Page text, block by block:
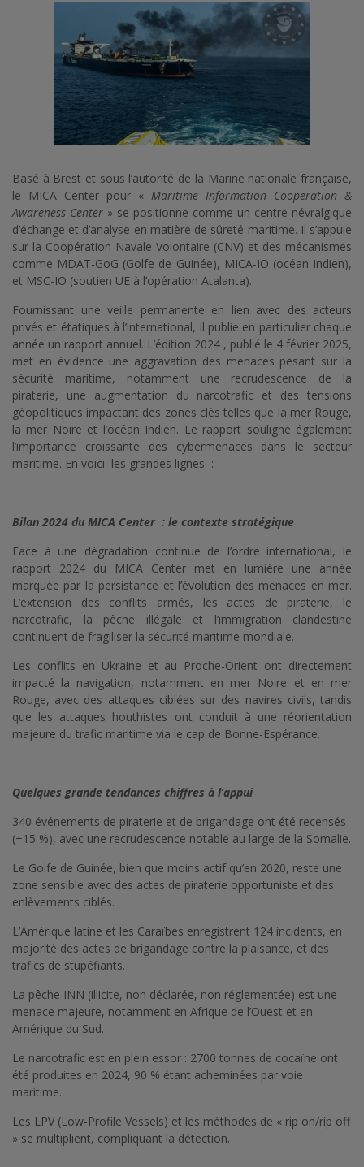
Basé à Brest et sous l’autorité de la Marine nationale française,
le MICA Center pour « Maritime Information Cooperation &
Awareness Center » se positionne comme un centre névralgique
d’échange et d’analyse en matière de sûreté maritime. Il s’appuie
sur la Coopération Navale Volontaire (CNV) et des mécanismes
comme MDAT-GoG (Golfe de Guinée), MICA-IO (océan Indien),
et MSC-IO (soutien UE à l’opération Atalanta).
Fournissant une veille permanente en lien avec des acteurs
privés et étatiques à l’international, il publie en particulier chaque
année un rapport annuel. L’édition 2024 , publié le 4 février 2025,
met en évidence une aggravation des menaces pesant sur la
sécurité maritime, notamment une recrudescence de la
piraterie, une augmentation du narcotrafic et des tensions
géopolitiques impactant des zones clés telles que la mer Rouge,
la mer Noire et l’océan Indien. Le rapport souligne également
l’importance croissante des cybermenaces dans le secteur
maritime. En voici les grandes lignes :
Bilan 2024 du MICA Center : le contexte stratégique
Face à une dégradation continue de l’ordre international, le
rapport 2024 du MICA Center met en lumière une année
marquée par la persistance et l’évolution des menaces en mer.
L’extension des conflits armés, les actes de piraterie, le
narcotrafic, la pêche illégale et l’immigration clandestine
continuent de fragiliser la sécurité maritime mondiale.
Les conflits en Ukraine et au Proche-Orient ont directement
impacté la navigation, notamment en mer Noire et en mer
Rouge, avec des attaques ciblées sur des navires civils, tandis
que les attaques houthistes ont conduit à une réorientation
majeure du trafic maritime via le cap de Bonne-Espérance.
Quelques grande tendances chiffres à l’appui
340 événements de piraterie et de brigandage ont été recensés
(+15 %), avec une recrudescence notable au large de la Somalie.
Le Golfe de Guinée, bien que moins actif qu’en 2020, reste une
zone sensible avec des actes de piraterie opportuniste et des
enlèvements ciblés.
L’Amérique latine et les Caraïbes enregistrent 124 incidents, en
majorité des actes de brigandage contre la plaisance, et des
trafics de stupéfiants.
La pêche INN (illicite, non déclarée, non réglementée) est une
menace majeure, notamment en Afrique de l’Ouest et en
Amérique du Sud.
Le narcotrafic est en plein essor : 2700 tonnes de cocaïne ont
été produites en 2024, 90 % étant acheminées par voie
maritime.
Les LPV (Low-Profile Vessels) et les méthodes de « rip on/rip off
» se multiplient, compliquant la détection.